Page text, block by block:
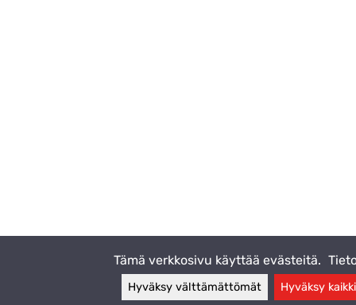
Tämä verkkosivu käyttää evästeitä.
Hyväksy välttämättömät Hyväksy kaikki